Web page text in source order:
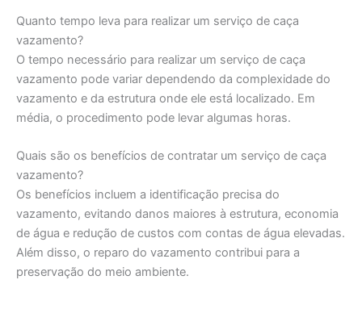
Quanto tempo leva para realizar um serviço de caça
vazamento?
O tempo necessário para realizar um serviço de caça
vazamento pode variar dependendo da complexidade do
vazamento e da estrutura onde ele está localizado. Em
média, o procedimento pode levar algumas horas.
Quais são os benefícios de contratar um serviço de caça
vazamento?
Os benefícios incluem a identificação precisa do
vazamento, evitando danos maiores à estrutura, economia
de água e redução de custos com contas de água elevadas.
Além disso, o reparo do vazamento contribui para a
preservação do meio ambiente.